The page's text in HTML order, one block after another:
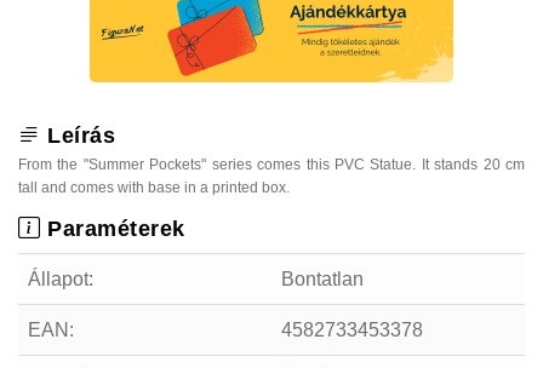
Leírás
From the "Summer Pockets" series comes this PVC Statue. It stands 20 cm
tall and comes with base in a printed box.
Paraméterek
Állapot: Bontatlan
EAN: 4582733453378